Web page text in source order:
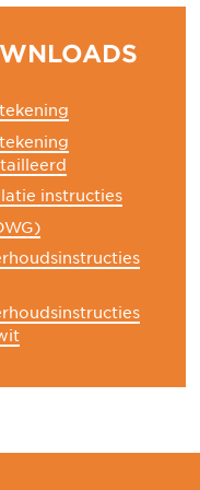
instructies